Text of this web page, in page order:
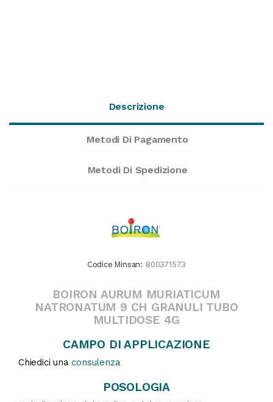
Descrizione
Metodi Di Pagamento
Metodi Di Spedizione
Codice Minsan: 800371573
BOIRON AURUM MURIATICUM
NATRONATUM 9 CH GRANULI TUBO
MULTIDOSE 4G
CAMPO DI APPLICAZIONE
Chiedici unaconsulenza
POSOLOGIA